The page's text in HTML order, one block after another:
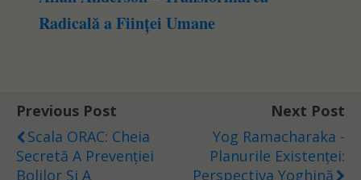
Radicală a Ființei Umane
Previous Post
Scala ORAC: Cheia
Secretă A Prevenției
Bolilor Și A
Next Post
Yog Ramacharaka -
Planurile Existenței:
Perspectiva Yoghină